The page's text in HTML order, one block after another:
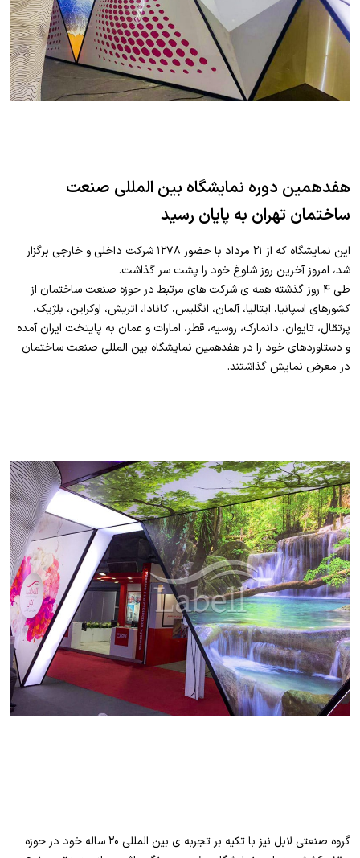
هفدهمین دوره نمایشگاه بین المللی صنعت
ساختمان تهران به پایان رسید
این نمایشگاه که از ۲۱ مرداد با حضور ۱۲۷۸ شرکت داخلی و خارجی برگزار
شد، امروز آخرین روز شلوغ خود را پشت سر گذاشت.
طی ۴ روز گذشته همه ی شرکت های مرتبط در حوزه صنعت ساختمان از
کشورهای اسپانیا، ایتالیا، آلمان، انگلیس، کانادا، اتریش، اوکراین، بلژیک،
پرتقال، تایوان، دانمارک، روسیه، قطر، امارات و عمان به پایتخت ایران آمده
و دستاوردهای خود را در هفدهمین نمایشگاه بین المللی صنعت ساختمان
در معرض نمایش گذاشتند.
گروه صنعتی لابل نیز با تکیه بر تجربه ی بین المللی ۲۰ ساله خود در حوزه